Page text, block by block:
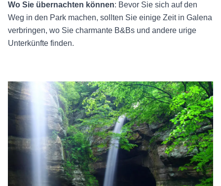
Wo Sie übernachten können: Bevor Sie sich auf den
Weg in den Park machen, sollten Sie einige Zeit in Galena
verbringen, wo Sie charmante B&Bs und andere urige
Unterkünfte finden.